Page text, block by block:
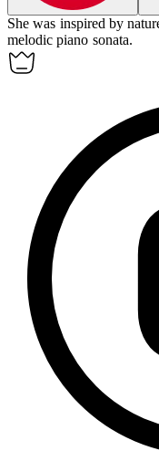
She was inspired by
melodic piano sonata.